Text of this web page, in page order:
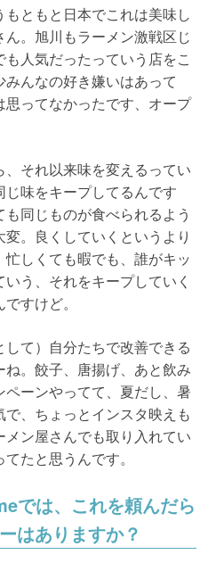
ともと日本でこれは美味し
。旭川もラーメン激戦区じ
人気だったっていう店をこ
んなの好き嫌いはあって
ってなかったです、オープ
それ以来味を変えるってい
味をキープしてるんです
同じものが食べられるよう
。良くしていくというより
しくても暇でも、誰がキッ
う、それをキープしていく
すけど。
て）自分たちで改善できる
。餃子、唐揚げ、あと飲み
ーンやってて、夏だし、暑
、ちょっとインスタ映えも
ン屋さんでも取り入れてい
たと思うんです。
では、これを頼んだら
はありますか？